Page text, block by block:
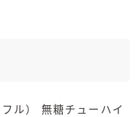
ル） 無糖チューハイ